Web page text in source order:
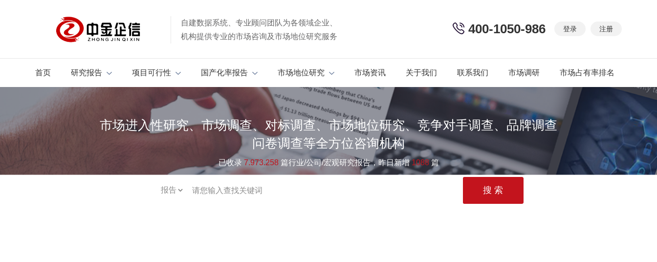
自建数据系统、专业顾问团队为各领域企业、
机构提供专业的市场咨询及市场地位研究服务
登录 注册
400-1050-986
首页 研究报告 项目可行性 国产化率报告 市场地位研究 市场资讯 关于我们 联系我们 市场调研 市场占有率排名
市场进入性研究、市场调查、对标调查、市场地位研究、竞争对手调查、品牌调查
问卷调查等全方位咨询机构
已收录 7.973.258 篇行业/公司/宏观研究报告，昨日新增1088篇